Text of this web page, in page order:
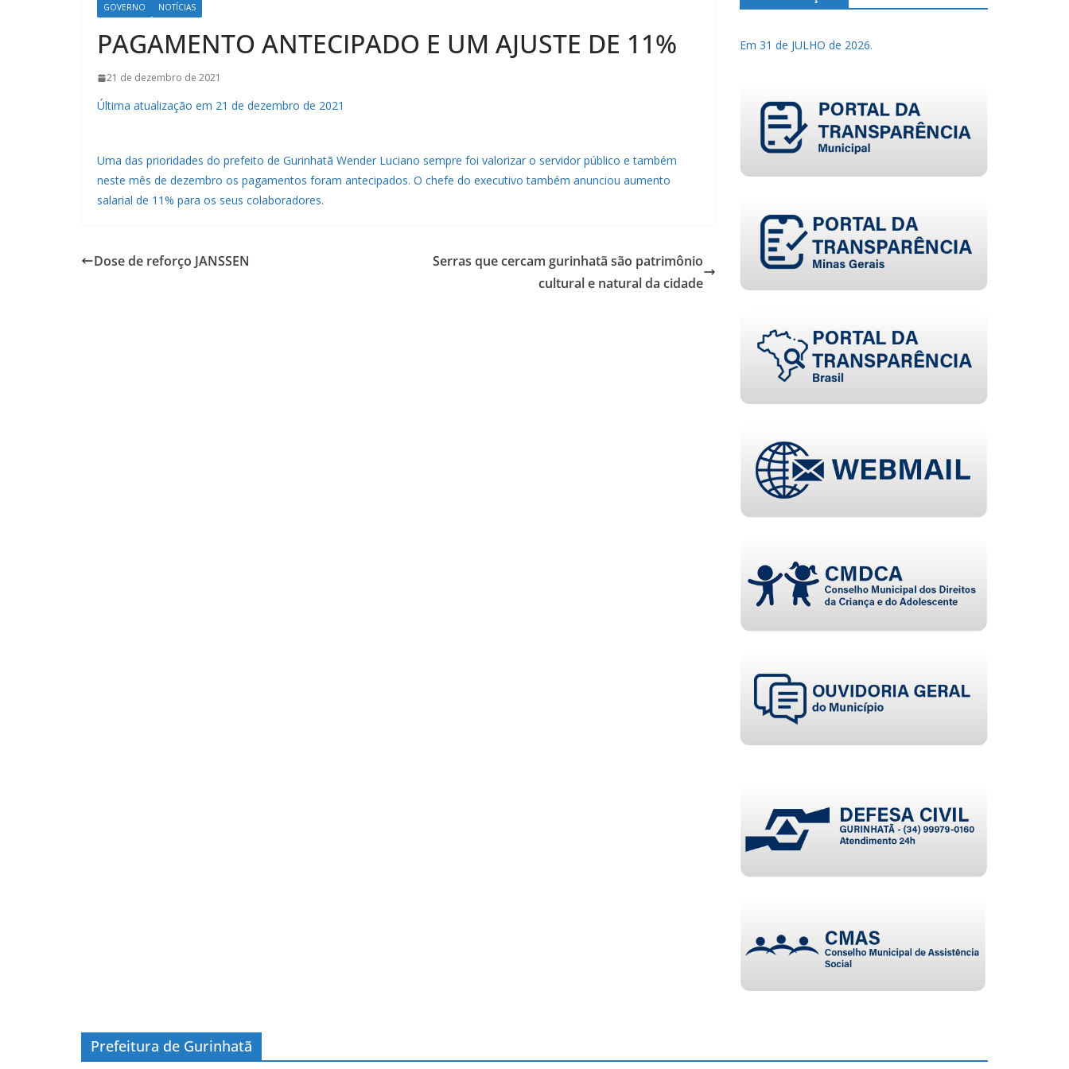
GOVERNO NOTÍCIAS
PAGAMENTO ANTECIPADO E UM AJUSTE DE 11%
21 de dezembro de 2021
Última atualização em 21 de dezembro de 2021
Uma das prioridades do prefeito de Gurinhatã Wender Luciano sempre foi valorizar o servidor público e também
neste mês de dezembro os pagamentos foram antecipados. O chefe do executivo também anunciou aumento
salarial de 11% para os seus colaboradores.
Dose de reforço JANSSEN
Serras que cercam gurinhatã são patrimônio
cultural e natural da cidade
Em 31 de JULHO de 2026.
Prefeitura de Gurinhatã